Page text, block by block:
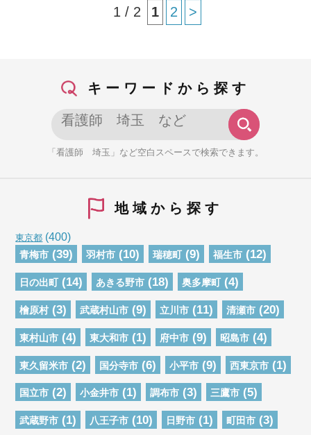
1 / 2 1 2 >
キーワードから探す
「看護師 埼玉」など空白スペースで検索できます。
地域から探す
東京都 (400)
青梅市 (39) 羽村市 (10) 瑞穂町 (9) 福生市 (12)
日の出町 (14) あきる野市 (18) 奥多摩町 (4)
檜原村 (3) 武蔵村山市 (9) 立川市 (11) 清瀬市 (20)
東村山市 (4) 東大和市 (1) 府中市 (9) 昭島市 (4)
東久留米市 (2) 国分寺市 (6) 小平市 (9) 西東京市 (1)
国立市 (2) 小金井市 (1) 調布市 (3) 三鷹市 (5)
武蔵野市 (1) 八王子市 (10) 日野市 (1) 町田市 (3)